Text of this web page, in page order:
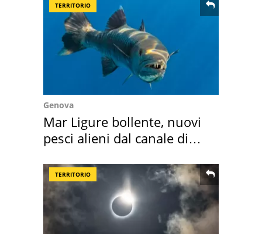
TERRITORIO
Genova
Mar Ligure bollente, nuovi
pesci alieni dal canale di
TERRITORIO